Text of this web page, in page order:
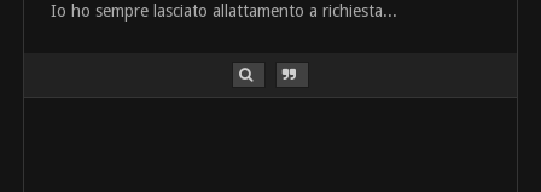
Io ho sempre lasciato allattamento a richiesta...